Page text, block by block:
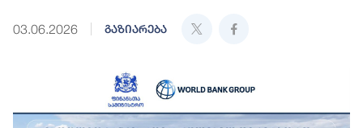
03.06.2026 გაზიარება